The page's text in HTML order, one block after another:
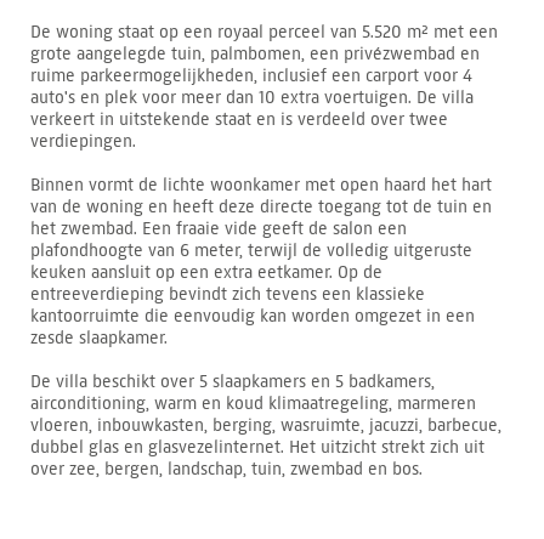
De woning staat op een royaal perceel van 5.520 m² met een
grote aangelegde tuin, palmbomen, een privézwembad en
ruime parkeermogelijkheden, inclusief een carport voor 4
auto's en plek voor meer dan 10 extra voertuigen. De villa
verkeert in uitstekende staat en is verdeeld over twee
verdiepingen.
Binnen vormt de lichte woonkamer met open haard het hart
van de woning en heeft deze directe toegang tot de tuin en
het zwembad. Een fraaie vide geeft de salon een
plafondhoogte van 6 meter, terwijl de volledig uitgeruste
keuken aansluit op een extra eetkamer. Op de
entreeverdieping bevindt zich tevens een klassieke
kantoorruimte die eenvoudig kan worden omgezet in een
zesde slaapkamer.
De villa beschikt over 5 slaapkamers en 5 badkamers,
airconditioning, warm en koud klimaatregeling, marmeren
vloeren, inbouwkasten, berging, wasruimte, jacuzzi, barbecue,
dubbel glas en glasvezelinternet. Het uitzicht strekt zich uit
over zee, bergen, landschap, tuin, zwembad en bos.